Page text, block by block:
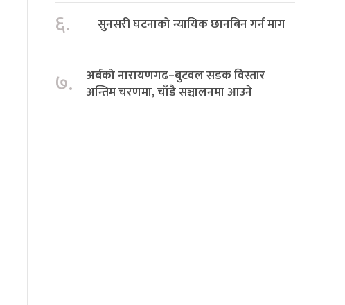
६. सुनसरी घटनाको न्यायिक छानबिन गर्न माग
७.
अर्बको नारायणगढ–बुटवल सडक विस्तार
अन्तिम चरणमा, चाँडै सञ्चालनमा आउने